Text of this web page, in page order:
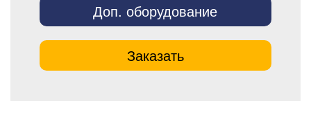
Доп. оборудование
Заказать